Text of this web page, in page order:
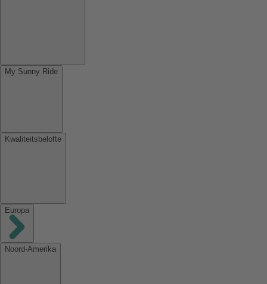
My Sunny Ride
Kwaliteitsbelofte
Europa
Noord-Amerika